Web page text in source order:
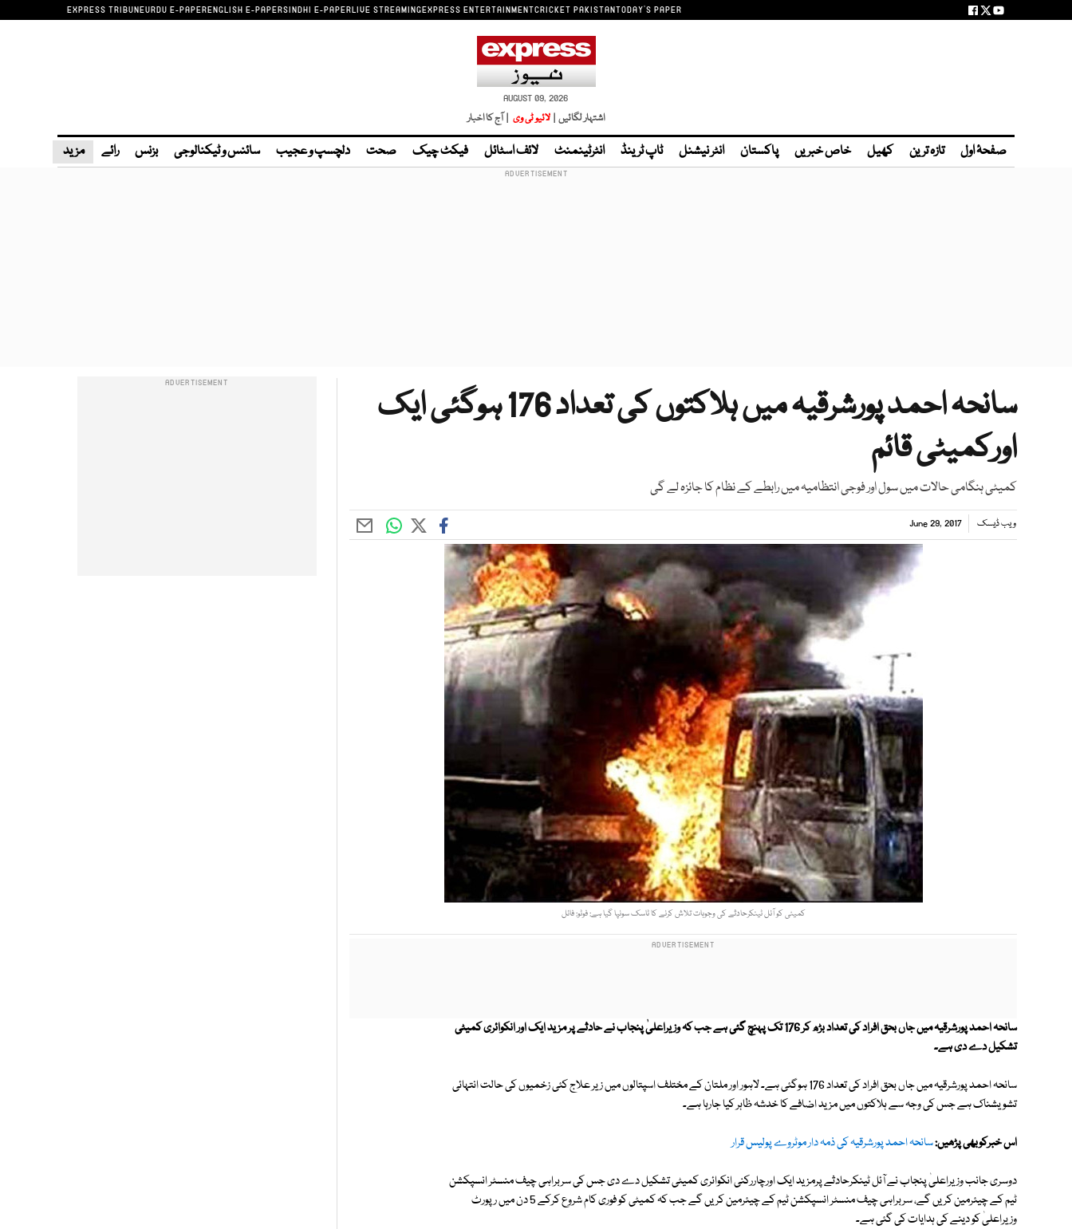
EXPRESS TRIBUNEURDU E-PAPERENGLISH E-PAPERSINDHI E-PAPERLIVE STREAMINGEXPRESS ENTERTAINMENTCRICKET PAKISTANTODAY'S PAPER
AUGUST 09, 2026
اشتہار لگائیں | لائیو ٹی وی | آج کا اخبار
صفحۂ اول تازہ ترین کھیل خاص خبریں پاکستان انٹر نیشنل ٹاپ ٹرینڈ انٹرٹینمنٹ لائف اسٹائل فیکٹ چیک صحت دلچسپ و عجیب سائنس و ٹیکنالوجی بزنس رائے مزید
سانحہ احمد پورشرقیہ میں ہلاکتوں کی تعداد 176 ہوگئی ایک
اورکمیٹی قائم
کمیٹی ہنگامی حالات میں سول اور فوجی انتظامیہ میں رابطے کے نظام کا جائزہ لے گی
ویب ڈیسک June 29, 2017
کمیٹی کو آئل ٹینکرحادثے کی وجوہات تلاش کرنے کا ٹاسک سونپا گیا ہے: فوٹو: فائل
سانحہ احمد پورشرقیہ میں جاں بحق افراد کی تعداد بڑھ کر 176 تک پہنچ گئی ہے جب کہ وزیراعلیٰ پنجاب نے حادثے پر مزید ایک اور انکوائری کمیٹی
تشکیل دے دی ہے۔
سانحہ احمد پورشرقیہ میں جاں بحق افراد کی تعداد 176 ہوگئی ہے۔ لاہور اور ملتان کے مختلف اسپتالوں میں زیر علاج کئی زخمیوں کی حالت انتہائی
تشویشناک ہے جس کی وجہ سے ہلاکتوں میں مزید اضافے کا خدشہ ظاہر کیا جارہا ہے۔
اس خبرکوبھی پڑھیں:سانحہ احمد پورشرقیہ کی ذمہ دار موٹروے پولیس قرار
دوسری جانب وزیراعلیٰ پنجاب نے آئل ٹینکرحادثے پرمزید ایک اورچاررکنی انکوائری کمیٹی تشکیل دے دی جس کی سربراہی چیف منسٹر انسپکشن
ٹیم کے چیئرمین کریں گے، سربراہی چیف منسٹر انسپکشن ٹیم کے چیئرمین کریں گے جب کہ کمیٹی کو فوری کام شروع کرکے 5 دن میں رپورٹ
وزیراعلیٰ کو دینے کی ہدایات کی گئی ہے۔